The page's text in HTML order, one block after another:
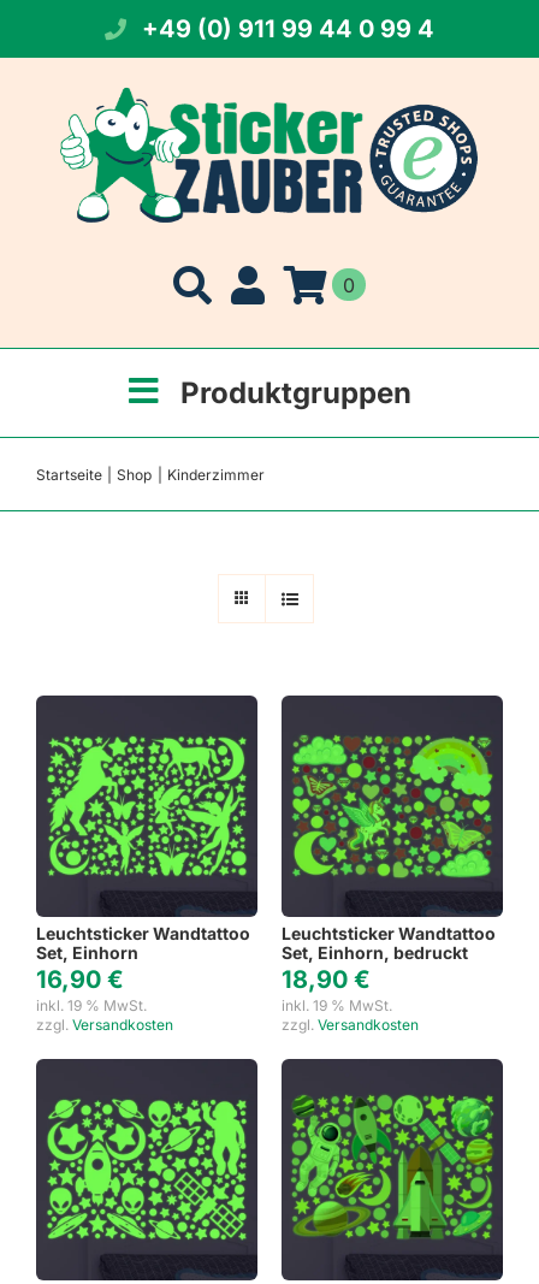
springen
+49 (0) 911 99 44 0 99 4
0
Produktgruppen
Startseite Shop Kinderzimmer
Leuchtsticker Wandtattoo
Set, Einhorn
16,90 €
inkl. 19 % MwSt.
zzgl. Versandkosten
Leuchtsticker Wandtattoo
Set, Einhorn, bedruckt
18,90 €
inkl. 19 % MwSt.
zzgl. Versandkosten